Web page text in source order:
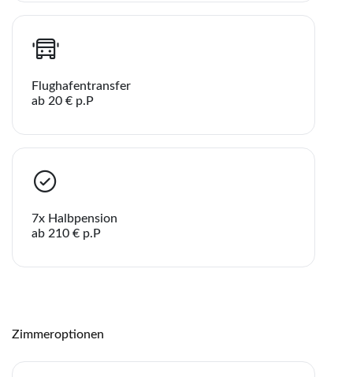
Flughafentransfer
ab 20 € p.P
7x Halbpension
ab 210 € p.P
Zimmeroptionen